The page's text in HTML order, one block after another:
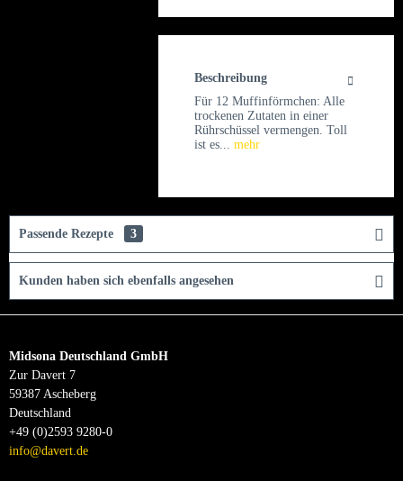
Beschreibung
Für 12 Muffinförmchen: Alle
trockenen Zutaten in einer
Rührschüssel vermengen. Toll
ist es... mehr
Passende Rezepte 3
Kunden haben sich ebenfalls angesehen
Midsona Deutschland GmbH
Zur Davert 7
59387 Ascheberg
Deutschland
+49 (0)2593 9280-0
info@davert.de